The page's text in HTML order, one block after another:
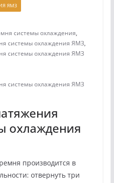
ЯМЗ
системы охлаждения,
системы охлаждения ЯМЗ,
системы охлаждения ЯМЗ
системы охлаждения ЯМЗ
охлаждения
производится в
отвернуть три